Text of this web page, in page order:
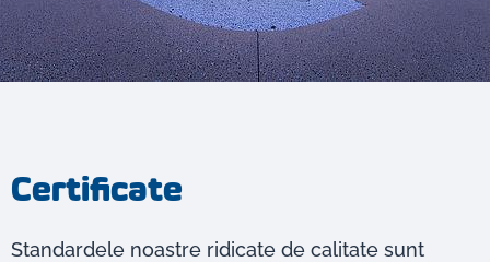
Hrvatski
Română
Certificate
Standardele noastre ridicate de calitate sunt